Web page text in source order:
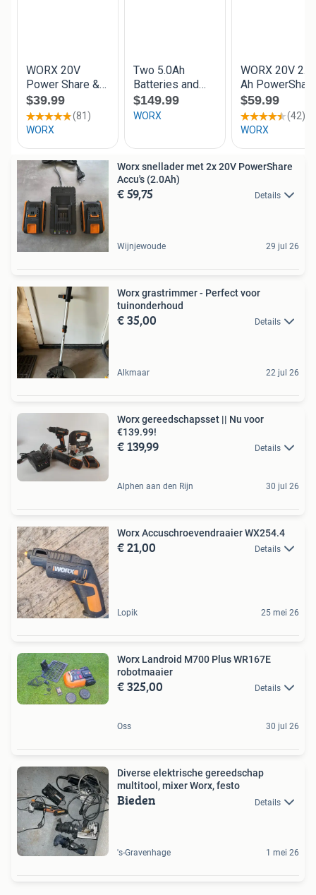
Worx snellader met 2x 20V PowerShare
Accu's (2.0Ah)
€ 59,75 Details
Wijnjewoude 29 jul 26
Worx grastrimmer - Perfect voor
tuinonderhoud
€ 35,00 Details
Alkmaar 22 jul 26
Worx gereedschapsset || Nu voor
€139.99!
€ 139,99 Details
Alphen aan den Rijn 30 jul 26
Worx Accuschroevendraaier WX254.4
€ 21,00 Details
Lopik 25 mei 26
Worx Landroid M700 Plus WR167E
robotmaaier
€ 325,00 Details
Oss 30 jul 26
Diverse elektrische gereedschap
multitool, mixer Worx, festo
Bieden Details
's-Gravenhage 1 mei 26